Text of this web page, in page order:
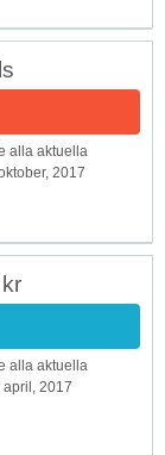
alla aktuella
2017
alla aktuella
april, 2017